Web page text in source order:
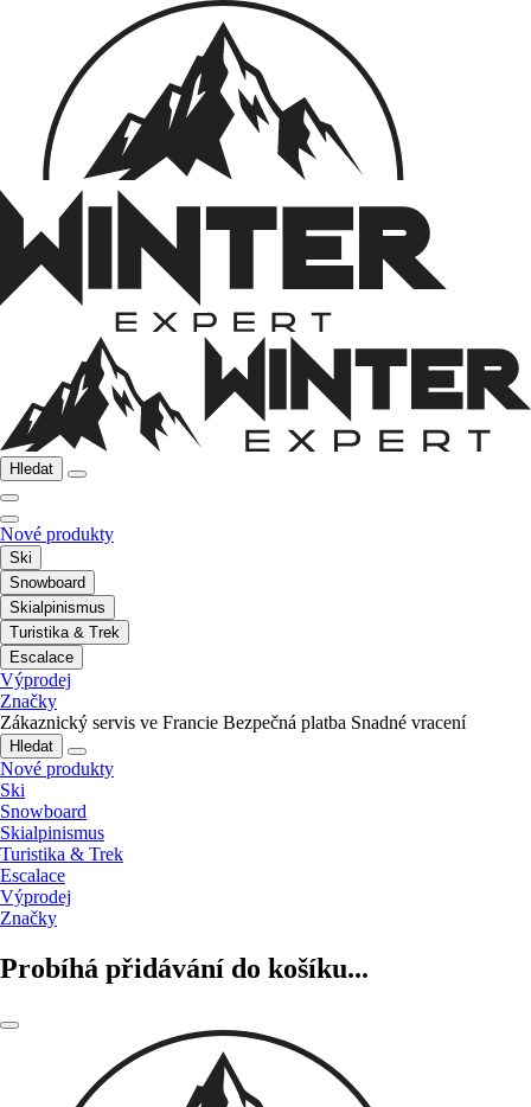
Hledat
Nové produkty
Ski
Snowboard
Skialpinismus
Turistika & Trek
Escalace
Výprodej
Značky
Zákaznický servis ve Francie Bezpečná platba Snadné vracení
Hledat
Nové produkty
Ski
Snowboard
Skialpinismus
Turistika & Trek
Escalace
Výprodej
Značky
Probíhá přidávání do košíku...